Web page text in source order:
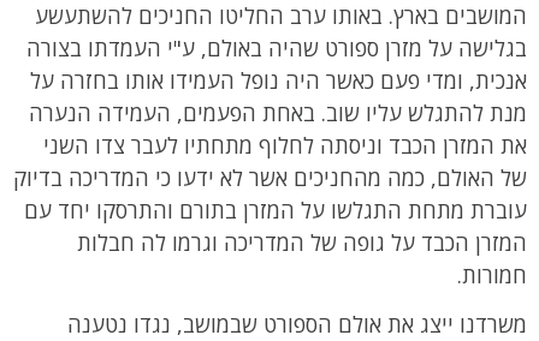
המושבים בארץ. באותו ערב החליטו החניכים להשתעשע
בגלישה על מזרן ספורט שהיה באולם, ע"י העמדתו בצורה
אנכית, ומדי פעם כאשר היה נופל העמידו אותו בחזרה על
מנת להתגלש עליו שוב. באחת הפעמים, העמידה הנערה
את המזרן הכבד וניסתה לחלוף מתחתיו לעבר צדו השני
של האולם, כמה מהחניכים אשר לא ידעו כי המדריכה בדיוק
עוברת מתחת התגלשו על המזרן בתורם והתרסקו יחד עם
המזרן הכבד על גופה של המדריכה וגרמו לה חבלות
חמורות.
משרדנו ייצג את אולם הספורט שבמושב, נגדו נטענה